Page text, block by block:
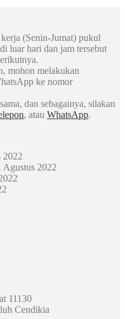
(Senin-Jumat) pukul
luar hari dan jam tersebut
mohon melakukan
ke nomor
dan sebagainya, silakan
, atau WhatsApp.
2022
Agustus 2022
11130
Cendikia